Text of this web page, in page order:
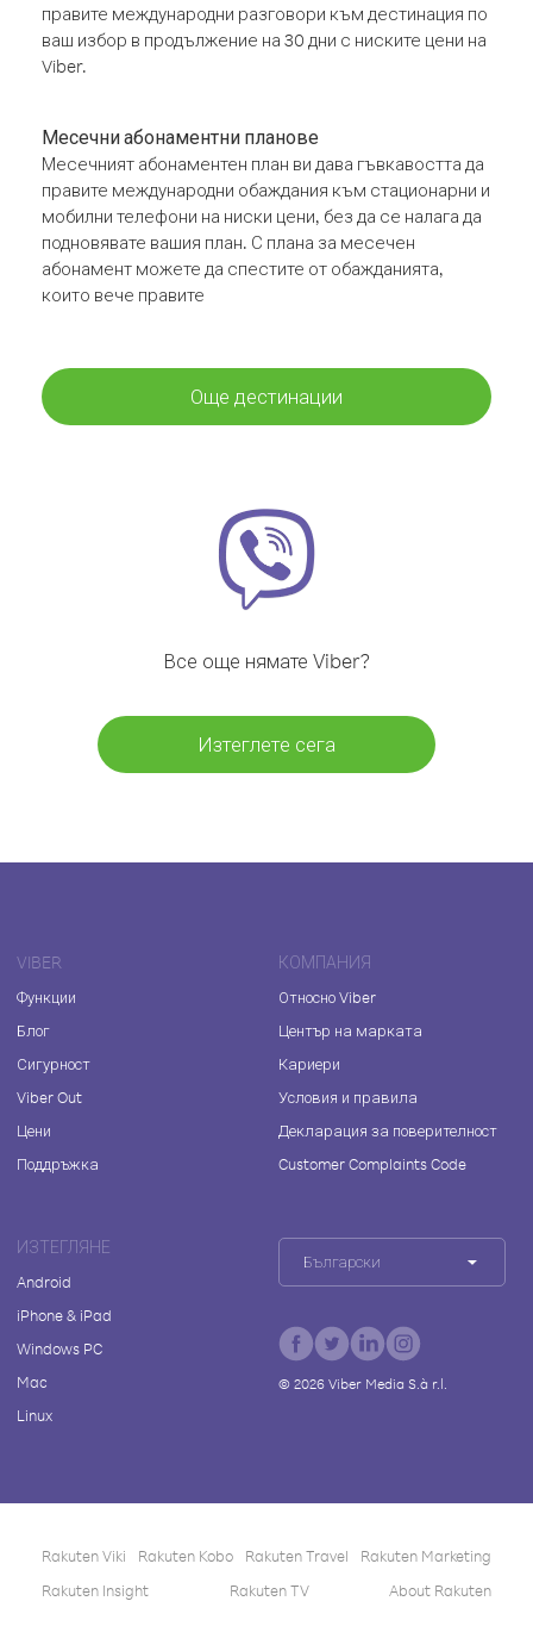
правите международни разговори към дестинация по
ваш избор в продължение на 30 дни с ниските цени на
Viber.
Месечни абонаментни планове
Месечният абонаментен план ви дава гъвкавостта да
правите международни обаждания към стационарни и
мобилни телефони на ниски цени, без да се налага да
подновявате вашия план. С плана за месечен
абонамент можете да спестите от обажданията,
които вече правите
Още дестинации
Все още нямате Viber?
Изтеглете сега
VIBER
Функции
Блог
Сигурност
Viber Out
Цени
Поддръжка
КОМПАНИЯ
Относно Viber
Център на марката
Кариери
Условия и правила
Декларация за поверителност
Customer Complaints Code
ИЗТЕГЛЯНЕ
Android
iPhone & iPad
Windows PC
Mac
Linux
Български
© 2026Viber Media S.à r.l.
Rakuten Viki Rakuten Kobo Rakuten Travel
Rakuten Marketing
Rakuten Insight
Rakuten TV About Rakuten